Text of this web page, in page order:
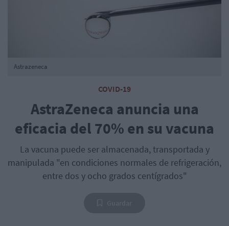
COVID-19
AstraZeneca anuncia una
eficacia del 70% en su vacuna
La vacuna puede ser almacenada, transportada y
manipulada "en condiciones normales de refrigeración,
entre dos y ocho grados centígrados"
Astrazeneca